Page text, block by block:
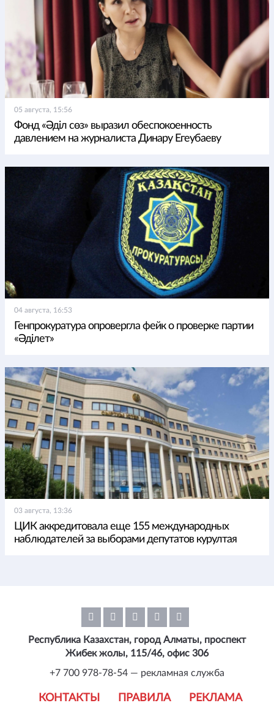
05 августа, 15:56
Фонд «Әділ сөз» выразил обеспокоенность
давлением на журналиста Динару Егеубаеву
04 августа, 16:53
Генпрокуратура опровергла фейк о проверке партии
«Әділет»
03 августа, 13:36
ЦИК аккредитовала еще 155 международных
наблюдателей за выборами депутатов курултая
КОНТАКТЫ ПРАВИЛА РЕКЛАМА
Республика Казахстан, город Алматы, проспект
Жибек жолы, 115/46, офис 306
+7 700 978-78-54 — рекламная служба